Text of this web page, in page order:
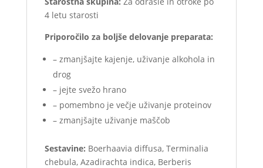
4 letu starosti
Priporočilo za boljše delovanje preparata:
– zmanjšajte kajenje, uživanje alkohola in
drog
– jejte svežo hrano
– pomembno je večje uživanje proteinov
– zmanjšajte uživanje maščob
Sestavine: Boerhaavia diffusa, Terminalia
chebula, Azadirachta indica, Berberis